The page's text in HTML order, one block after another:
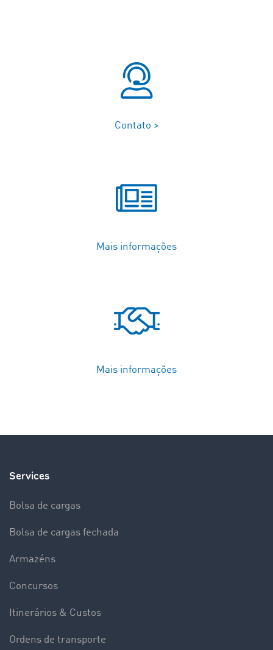
Contato >
Mais informações
Mais informações
Services
Bolsa de cargas
Bolsa de cargas fechada
Armazéns
Concursos
Itinerários & Custos
Ordens de transporte